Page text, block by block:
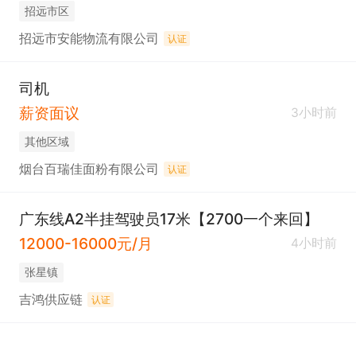
招远市区
招远市安能物流有限公司 认证
司机
薪资面议
3小时前
其他区域
烟台百瑞佳面粉有限公司 认证
广东线A2半挂驾驶员17米【2700一个来回】
12000-16000元/月
4小时前
张星镇
吉鸿供应链 认证